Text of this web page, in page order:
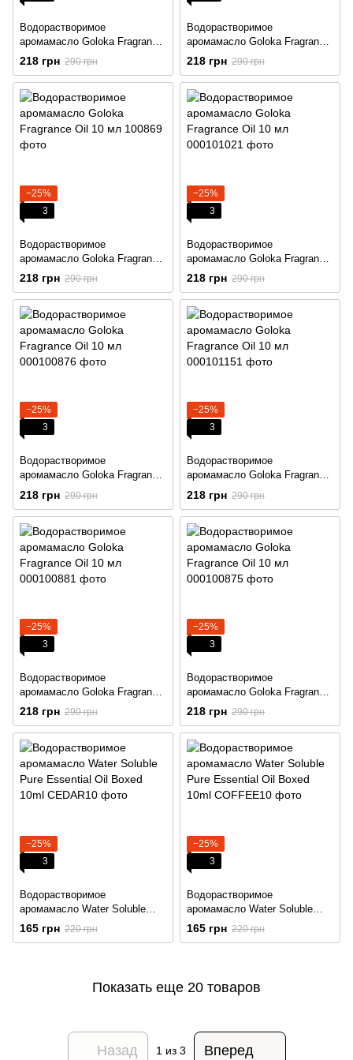
Водорастворимое
аромамасло Goloka Fragrance
Oil 10 мл
218 грн 290 грн
Водорастворимое
аромамасло Goloka Fragrance
Oil 10 мл
218 грн 290 грн
−25%
3
Водорастворимое
аромамасло Goloka Fragrance
Oil 10 мл
218 грн 290 грн
−25%
3
Водорастворимое
аромамасло Goloka Fragrance
Oil 10 мл
218 грн 290 грн
−25%
3
Водорастворимое
аромамасло Goloka Fragrance
Oil 10 мл
218 грн 290 грн
−25%
3
Водорастворимое
аромамасло Goloka Fragrance
Oil 10 мл
218 грн 290 грн
−25%
3
Водорастворимое
аромамасло Goloka Fragrance
Oil 10 мл
218 грн 290 грн
−25%
3
Водорастворимое
аромамасло Goloka Fragrance
Oil 10 мл
218 грн 290 грн
−25%
3
Водорастворимое
аромамасло Water Soluble
Pure Essential Oil Boxed 10ml
165 грн 220 грн
−25%
3
Водорастворимое
аромамасло Water Soluble
Pure Essential Oil Boxed 10ml
165 грн 220 грн
Показать еще 20 товаров
Назад 1 из 3 Вперед